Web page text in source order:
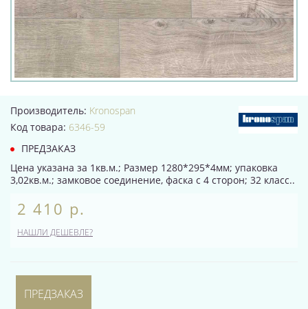
Производитель: Kronospan
Код товара: 6346-59
ПРЕДЗАКАЗ
Цена указана за 1кв.м.; Размер 1280*295*4мм; упаковка
3,02кв.м.; замковое соединение, фаска с 4 сторон; 32 класс..
2 410 р.
НАШЛИ ДЕШЕВЛЕ?
ПРЕДЗАКАЗ